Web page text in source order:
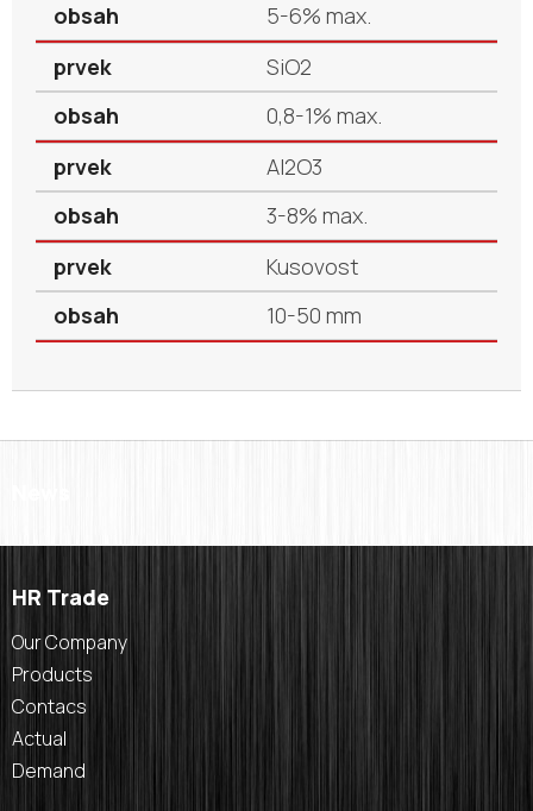
5-6% max.
SiO2
0,8-1% max.
Al2O3
3-8% max.
Kusovost
10-50 mm
HR Trade
Our Company
Products
Contacs
Actual
Demand